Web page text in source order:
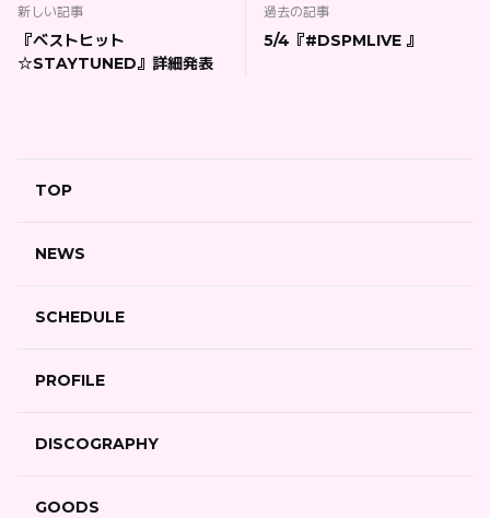
新しい記事
『ベストヒット
☆STAYTUNED』詳細発表
過去の記事
5/4『#DSPMLIVE 』
TOP
NEWS
SCHEDULE
PROFILE
DISCOGRAPHY
GOODS